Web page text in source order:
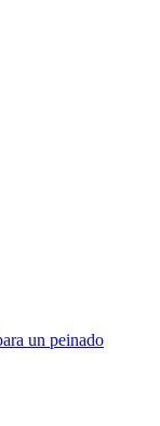
un peinado